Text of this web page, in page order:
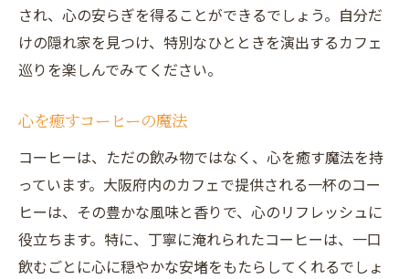
され、心の安らぎを得ることができるでしょう。自分だ
けの隠れ家を見つけ、特別なひとときを演出するカフェ
巡りを楽しんでみてください。
心を癒すコーヒーの魔法
コーヒーは、ただの飲み物ではなく、心を癒す魔法を持
っています。大阪府内のカフェで提供される一杯のコー
ヒーは、その豊かな風味と香りで、心のリフレッシュに
役立ちます。特に、丁寧に淹れられたコーヒーは、一口
飲むごとに心に穏やかな安堵をもたらしてくれるでしょ